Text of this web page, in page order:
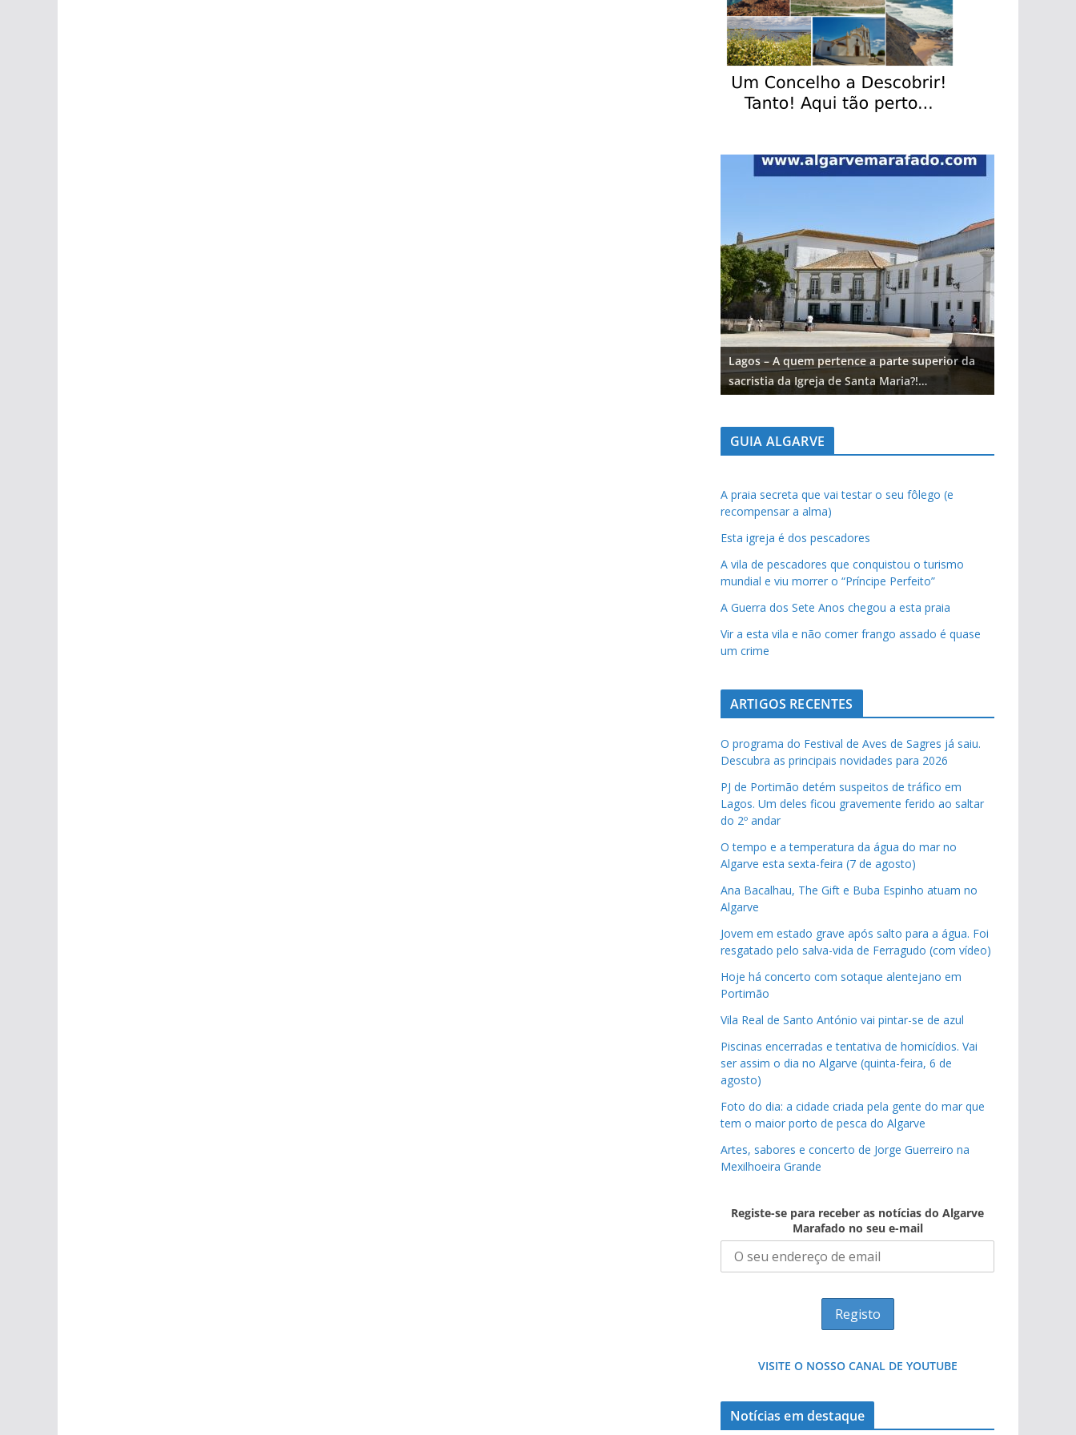
Lagos – A quem pertence a parte superior da
sacristia da Igreja de Santa Maria?!…
GUIA ALGARVE
A praia secreta que vai testar o seu fôlego (e
recompensar a alma)
Esta igreja é dos pescadores
A vila de pescadores que conquistou o turismo
mundial e viu morrer o “Príncipe Perfeito”
A Guerra dos Sete Anos chegou a esta praia
Vir a esta vila e não comer frango assado é quase
um crime
ARTIGOS RECENTES
O programa do Festival de Aves de Sagres já saiu.
Descubra as principais novidades para 2026
PJ de Portimão detém suspeitos de tráfico em
Lagos. Um deles ficou gravemente ferido ao saltar
do 2º andar
O tempo e a temperatura da água do mar no
Algarve esta sexta-feira (7 de agosto)
Ana Bacalhau, The Gift e Buba Espinho atuam no
Algarve
Jovem em estado grave após salto para a água. Foi
resgatado pelo salva-vida de Ferragudo (com vídeo)
Hoje há concerto com sotaque alentejano em
Portimão
Vila Real de Santo António vai pintar-se de azul
Piscinas encerradas e tentativa de homicídios. Vai
ser assim o dia no Algarve (quinta-feira, 6 de
agosto)
Foto do dia: a cidade criada pela gente do mar que
tem o maior porto de pesca do Algarve
Artes, sabores e concerto de Jorge Guerreiro na
Mexilhoeira Grande
Registe-se para receber as notícias do Algarve
Marafado no seu e-mail
VISITE O NOSSO CANAL DE YOUTUBE
Notícias em destaque